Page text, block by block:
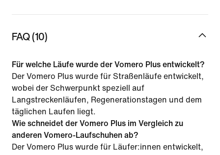
FAQ (10)
Für welche Läufe wurde der Vomero Plus entwickelt?
Der Vomero Plus wurde für Straßenläufe entwickelt,
wobei der Schwerpunkt speziell auf
Langstreckenläufen, Regenerationstagen und dem
täglichen Laufen liegt.
Wie schneidet der Vomero Plus im Vergleich zu
anderen Vomero-Laufschuhen ab?
Der Vomero Plus wurde für Läufer:innen entwickelt,